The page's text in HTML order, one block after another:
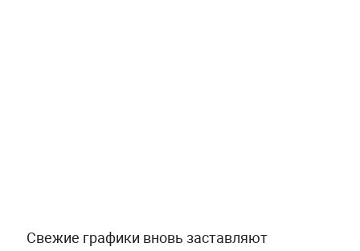
Свежие графики вновь заставляют